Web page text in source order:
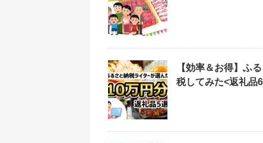
【効率＆お得】ふ
税してみた<返礼品